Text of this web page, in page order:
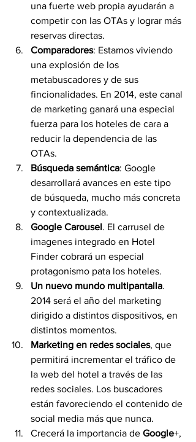
una fuerte web propia ayudarán a
competir con las OTAs y lograr más
reservas directas.
Comparadores: Estamos viviendo
una explosión de los
metabuscadores y de sus
fincionalidades. En 2014, este canal
de marketing ganará una especial
fuerza para los hoteles de cara a
reducir la dependencia de las
OTAs.
Búsqueda semántica: Google
desarrollará avances en este tipo
de búsqueda, mucho más concreta
y contextualizada.
Google Carousel. El carrusel de
imagenes integrado en Hotel
Finder cobrará un especial
protagonismo pata los hoteles.
Un nuevo mundo multipantalla.
2014 será el año del marketing
dirigido a distintos dispositivos, en
distintos momentos.
Marketing en redes sociales, que
permitirá incrementar el tráfico de
la web del hotel a través de las
redes sociales. Los buscadores
están favoreciendo el contenido de
social media más que nunca.
Crecerá la importancia de Google+,